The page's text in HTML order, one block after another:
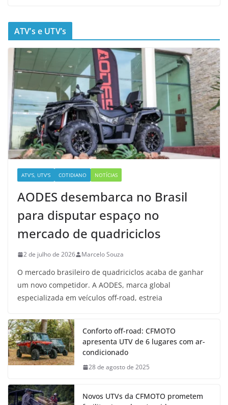
ATV’s e UTV’s
ATV'S, UTV'S COTIDIANO NOTÍCIAS
AODES desembarca no Brasil
para disputar espaço no
mercado de quadriciclos
2 de julho de 2026 Marcelo Souza
O mercado brasileiro de quadriciclos acaba de ganhar
um novo competidor. A AODES, marca global
especializada em veículos off-road, estreia
Conforto off-road: CFMOTO
apresenta UTV de 6 lugares com ar-
condicionado
28 de agosto de 2025
Novos UTVs da CFMOTO prometem